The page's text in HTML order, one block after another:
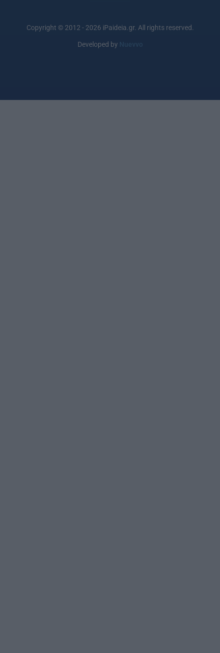
Copyright © 2012 - 2026 iPaideia.gr. All rights reserved.
Developed by